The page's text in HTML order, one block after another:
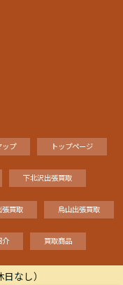
なし）
ップ トップページ
下北沢出張買取
張買取 烏山出張買取
介 買取商品